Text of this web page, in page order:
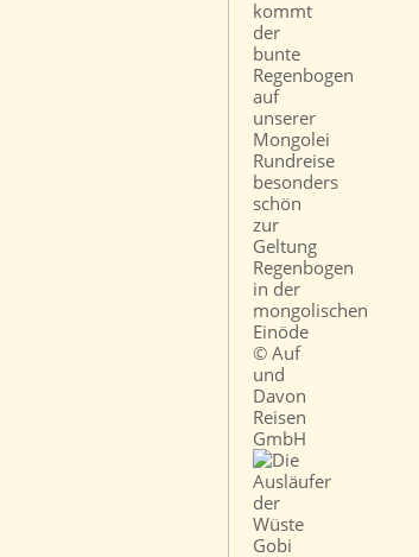
Regenbogen
in der
mongolischen
Einöde
© Auf
und
Davon
Reisen
GmbH